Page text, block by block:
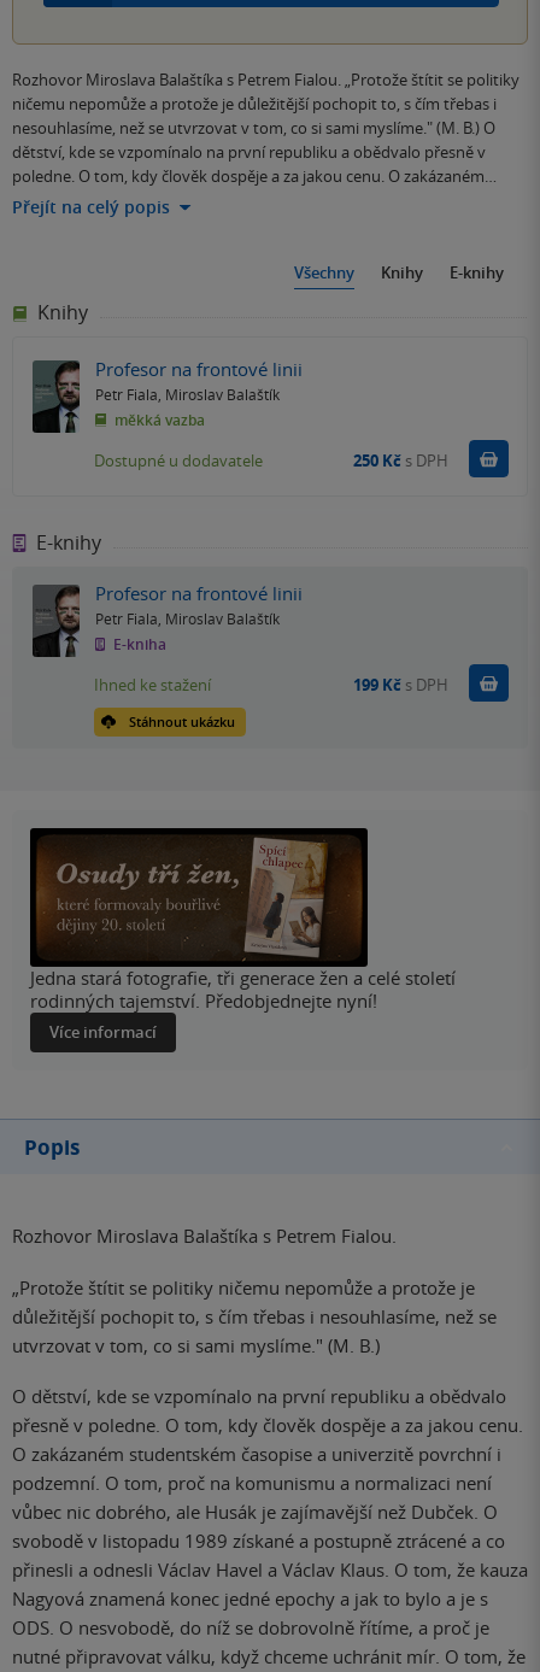
Rozhovor Miroslava Balaštíka s Petrem Fialou. „Protože štítit se politiky
ničemu nepomůže a protože je důležitější pochopit to, s čím třebas i
nesouhlasíme, než se utvrzovat v tom, co si sami myslíme." (M. B.) O
dětství, kde se vzpomínalo na první republiku a obědvalo přesně v
poledne. O tom, kdy člověk dospěje a za jakou cenu. O zakázaném…
Přejít na celý popis
Všechny Knihy E-knihy
Knihy
Profesor na frontové linii
Petr Fiala Miroslav Balaštík
měkká vazba
Dostupné u dodavatele 250 Kč s DPH
E-knihy
Profesor na frontové linii
Petr Fiala Miroslav Balaštík
E-kniha
Stáhnout ukázku
Ihned ke stažení 199 Kč s DPH Koupit
Jedna stará fotografie, tři generace žen a celé století
rodinných tajemství. Předobjednejte nyní!
Více informací
Popis
Rozhovor Miroslava Balaštíka s Petrem Fialou.
„Protože štítit se politiky ničemu nepomůže a protože je
důležitější pochopit to, s čím třebas i nesouhlasíme, než se
utvrzovat v tom, co si sami myslíme." (M. B.)
O dětství, kde se vzpomínalo na první republiku a obědvalo
přesně v poledne. O tom, kdy člověk dospěje a za jakou cenu.
O zakázaném studentském časopise a univerzitě povrchní i
podzemní. O tom, proč na komunismu a normalizaci není
vůbec nic dobrého, ale Husák je zajímavější než Dubček. O
svobodě v listopadu 1989 získané a postupně ztrácené a co
přinesli a odnesli Václav Havel a Václav Klaus. O tom, že kauza
Nagyová znamená konec jedné epochy a jak to bylo a je s
ODS. O nesvobodě, do níž se dobrovolně řítíme, a proč je
nutné připravovat válku, když chceme uchránit mír. O tom, že